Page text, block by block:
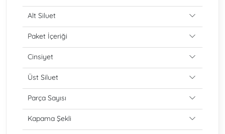
Alt Siluet
Paket İçeriği
Cinsiyet
Üst Siluet
Parça Sayısı
Kapama Şekli